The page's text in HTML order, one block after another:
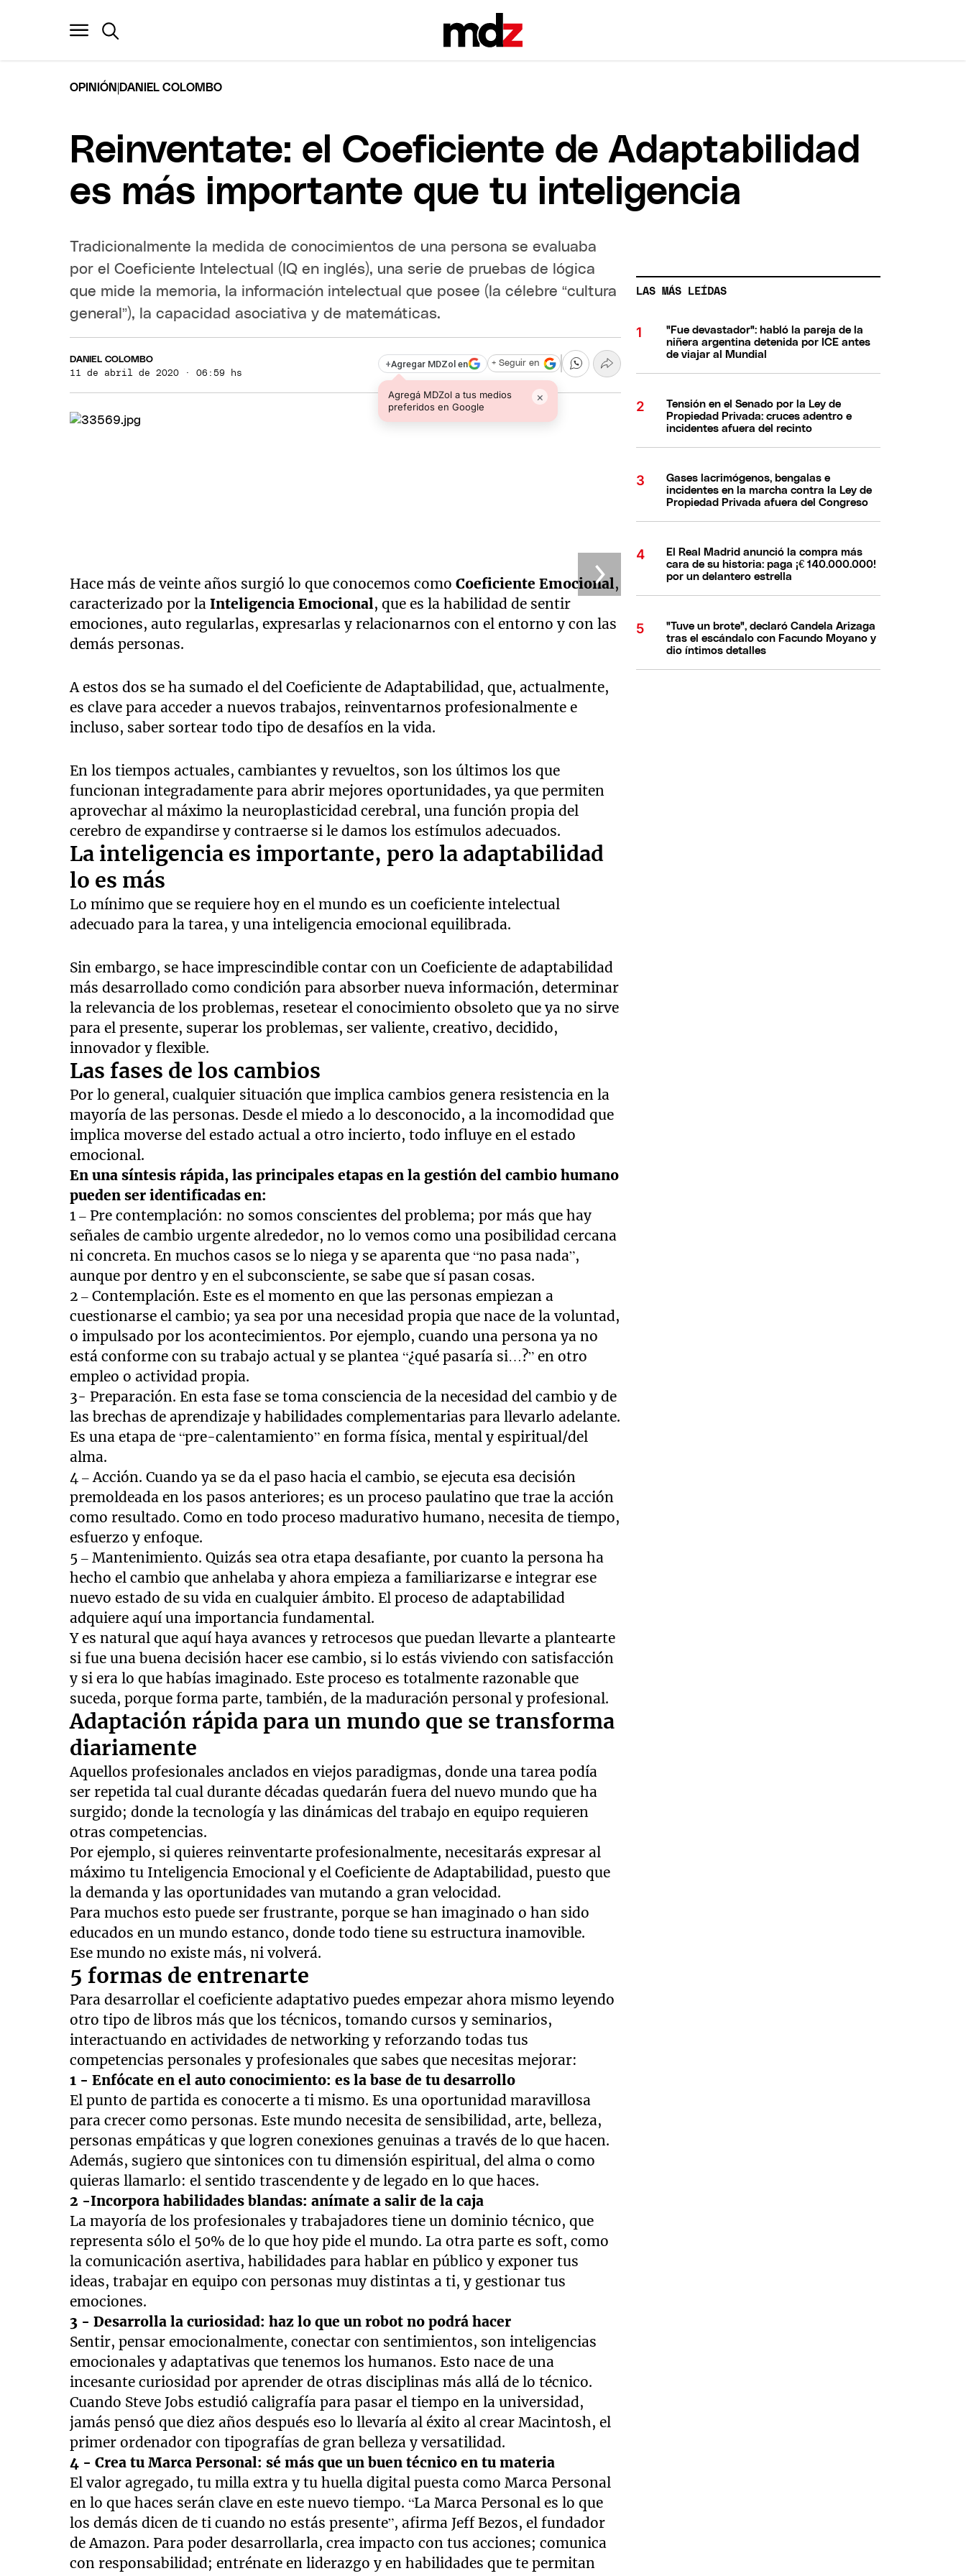
OPINIÓN DANIEL COLOMBO
Reinventate: el Coeficiente de Adaptabilidad
es más importante que tu inteligencia
Tradicionalmente la medida de conocimientos de una persona se evaluaba
por el Coeficiente Intelectual (IQ en inglés), una serie de pruebas de lógica
que mide la memoria, la información intelectual que posee (la célebre “cultura
general”), la capacidad asociativa y de matemáticas.
DANIEL COLOMBO
11 de abril de 2020 · 06:59 hs
+Agregar MDZol en
Agregá MDZol a tus medios
preferidos en Google
×
+ Seguir en
Hace más de veinte años surgió lo que conocemos comoCoeficiente Emocional,
caracterizado por laInteligencia Emocional, que es la habilidad de sentir
emociones, auto regularlas, expresarlas y relacionarnos con el entorno y con las
demás personas.
A estos dos se ha sumado el del Coeficiente de Adaptabilidad, que, actualmente,
es clave para acceder a nuevos trabajos, reinventarnos profesionalmente e
incluso, saber sortear todo tipo de desafíos en la vida.
En los tiempos actuales, cambiantes y revueltos, son los últimos los que
funcionan integradamente para abrir mejores oportunidades, ya que permiten
aprovechar al máximo la neuroplasticidad cerebral, una función propia del
cerebro de expandirse y contraerse si le damos los estímulos adecuados.
La inteligencia es importante, pero la adaptabilidad
lo es más
Lo mínimo que se requiere hoy en el mundo es un coeficiente intelectual
adecuado para la tarea, y una inteligencia emocional equilibrada.
Sin embargo, se hace imprescindible contar con un Coeficiente de adaptabilidad
más desarrollado como condición para absorber nueva información, determinar
la relevancia de los problemas, resetear el conocimiento obsoleto que ya no sirve
para el presente, superar los problemas, ser valiente, creativo, decidido,
innovador y flexible.
Las fases de los cambios
Por lo general, cualquier situación que implica cambios genera resistencia en la
mayoría de las personas. Desde el miedo a lo desconocido, a la incomodidad que
implica moverse del estado actual a otro incierto, todo influye en el estado
emocional.
En una síntesis rápida, las principales etapas en la gestión del cambio humano
pueden ser identificadas en:
1 – Pre contemplación: no somos conscientes del problema; por más que hay
señales de cambio urgente alrededor, no lo vemos como una posibilidad cercana
ni concreta. En muchos casos se lo niega y se aparenta que “no pasa nada”,
aunque por dentro y en el subconsciente, se sabe que sí pasan cosas.
2 – Contemplación. Este es el momento en que las personas empiezan a
cuestionarse el cambio; ya sea por una necesidad propia que nace de la voluntad,
o impulsado por los acontecimientos. Por ejemplo, cuando una persona ya no
está conforme con su trabajo actual y se plantea “¿qué pasaría si…?” en otro
empleo o actividad propia.
3- Preparación. En esta fase se toma consciencia de la necesidad del cambio y de
las brechas de aprendizaje y habilidades complementarias para llevarlo adelante.
Es una etapa de “pre-calentamiento” en forma física, mental y espiritual/del
alma.
4 – Acción. Cuando ya se da el paso hacia el cambio, se ejecuta esa decisión
premoldeada en los pasos anteriores; es un proceso paulatino que trae la acción
como resultado. Como en todo proceso madurativo humano, necesita de tiempo,
esfuerzo y enfoque.
5 – Mantenimiento. Quizás sea otra etapa desafiante, por cuanto la persona ha
hecho el cambio que anhelaba y ahora empieza a familiarizarse e integrar ese
nuevo estado de su vida en cualquier ámbito. El proceso de adaptabilidad
adquiere aquí una importancia fundamental.
Y es natural que aquí haya avances y retrocesos que puedan llevarte a plantearte
si fue una buena decisión hacer ese cambio, si lo estás viviendo con satisfacción
y si era lo que habías imaginado. Este proceso es totalmente razonable que
suceda, porque forma parte, también, de la maduración personal y profesional.
Adaptación rápida para un mundo que se transforma
diariamente
Aquellos profesionales anclados en viejos paradigmas, donde una tarea podía
ser repetida tal cual durante décadas quedarán fuera del nuevo mundo que ha
surgido; donde la tecnología y las dinámicas del trabajo en equipo requieren
otras competencias.
Por ejemplo, si quieres reinventarte profesionalmente, necesitarás expresar al
máximo tu Inteligencia Emocional y el Coeficiente de Adaptabilidad, puesto que
la demanda y las oportunidades van mutando a gran velocidad.
Para muchos esto puede ser frustrante, porque se han imaginado o han sido
educados en un mundo estanco, donde todo tiene su estructura inamovible.
Ese mundo no existe más, ni volverá.
5 formas de entrenarte
Para desarrollar el coeficiente adaptativo puedes empezar ahora mismo leyendo
otro tipo de libros más que los técnicos, tomando cursos y seminarios,
interactuando en actividades de networking y reforzando todas tus
competencias personales y profesionales que sabes que necesitas mejorar:
1 - Enfócate en el auto conocimiento: es la base de tu desarrollo
El punto de partida es conocerte a ti mismo. Es una oportunidad maravillosa
para crecer como personas. Este mundo necesita de sensibilidad, arte, belleza,
personas empáticas y que logren conexiones genuinas a través de lo que hacen.
Además, sugiero que sintonices con tu dimensión espiritual, del alma o como
quieras llamarlo: el sentido trascendente y de legado en lo que haces.
2 -Incorpora habilidades blandas: anímate a salir de la caja
La mayoría de los profesionales y trabajadores tiene un dominio técnico, que
representa sólo el 50% de lo que hoy pide el mundo. La otra parte es soft, como
la comunicación asertiva, habilidades para hablar en público y exponer tus
ideas, trabajar en equipo con personas muy distintas a ti, y gestionar tus
emociones.
3 - Desarrolla la curiosidad: haz lo que un robot no podrá hacer
Sentir, pensar emocionalmente, conectar con sentimientos, son inteligencias
emocionales y adaptativas que tenemos los humanos. Esto nace de una
incesante curiosidad por aprender de otras disciplinas más allá de lo técnico.
Cuando Steve Jobs estudió caligrafía para pasar el tiempo en la universidad,
jamás pensó que diez años después eso lo llevaría al éxito al crear Macintosh, el
primer ordenador con tipografías de gran belleza y versatilidad.
4 - Crea tu Marca Personal: sé más que un buen técnico en tu materia
El valor agregado, tu milla extra y tu huella digital puesta como Marca Personal
en lo que haces serán clave en este nuevo tiempo. “La Marca Personal es lo que
los demás dicen de ti cuando no estás presente”, afirma Jeff Bezos, el fundador
de Amazon. Para poder desarrollarla, crea impacto con tus acciones; comunica
con responsabilidad; entrénate en liderazgo y en habilidades que te permitan
LAS MÁS LEÍDAS
"Fue devastador": habló la pareja de la
niñera argentina detenida por ICE antes
de viajar al Mundial
Tensión en el Senado por la Ley de
Propiedad Privada: cruces adentro e
incidentes afuera del recinto
Gases lacrimógenos, bengalas e
incidentes en la marcha contra la Ley de
Propiedad Privada afuera del Congreso
El Real Madrid anunció la compra más
cara de su historia: paga ¡€ 140.000.000!
por un delantero estrella
"Tuve un brote", declaró Candela Arizaga
tras el escándalo con Facundo Moyano y
dio íntimos detalles